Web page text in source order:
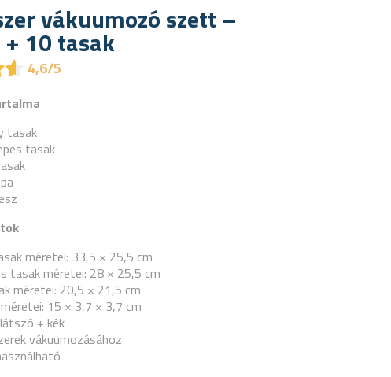
vákuumozó szett –
10 tasak
★
★ 4,6/5
tasak
tasak
méretei: 33,5 × 25,5 cm
tasak méretei: 28 × 25,5 cm
méretei: 20,5 × 21,5 cm
15 × 3,7 × 3,7 cm
+ kék
vákuumozásához